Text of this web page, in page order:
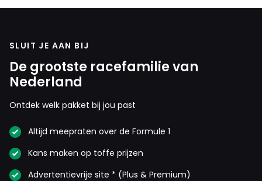
bezoekers weer. Van RedBull verwacht ik niet veel meer
dan in de afgelopen races dus daar maakt het niet veel
voor uit.
melden met een RN365-account.
SLUIT JE AAN BIJ
De grootste racefamilie van
Nederland
Ontdek welk pakket bij jou past
Altijd meepraten over de Formule 1
Kans maken op toffe prijzen
Advertentievrije site * (Plus & Premium)